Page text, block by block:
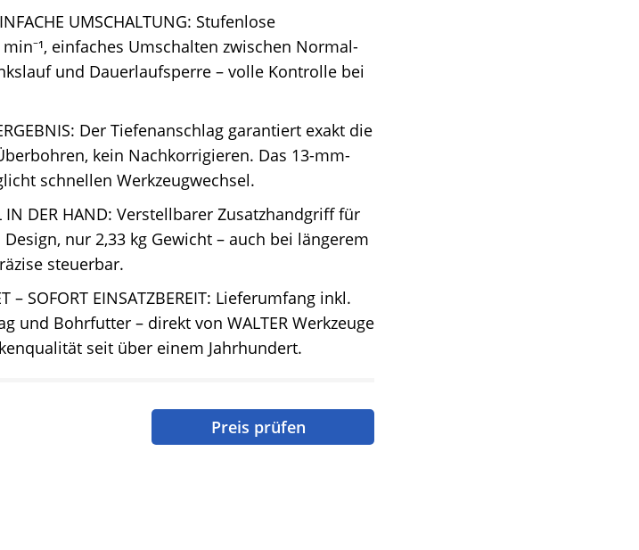
UMSCHALTUNG: Stufenlose
einfaches Umschalten zwischen Normal-
und Dauerlaufsperre – volle Kontrolle bei
ERGEBNIS: Der Tiefenanschlag garantiert exakt die
kein Nachkorrigieren. Das 13-mm-
schnellen Werkzeugwechsel.
IN DER HAND: Verstellbarer Zusatzhandgriff für
nur 2,33 kg Gewicht – auch bei längerem
steuerbar.
– SOFORT EINSATZBEREIT: Lieferumfang inkl.
und Bohrfutter – direkt von WALTER Werkzeuge
seit über einem Jahrhundert.
Preis prüfen